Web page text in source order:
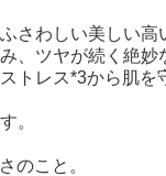
さわしい美しい高
、ツヤが続く絶妙
トレス*3から肌を
。
のこと。